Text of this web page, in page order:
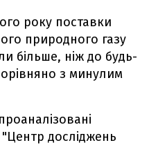
року поставки
природного газу
більше, ніж до будь-
з минулим
досліджень